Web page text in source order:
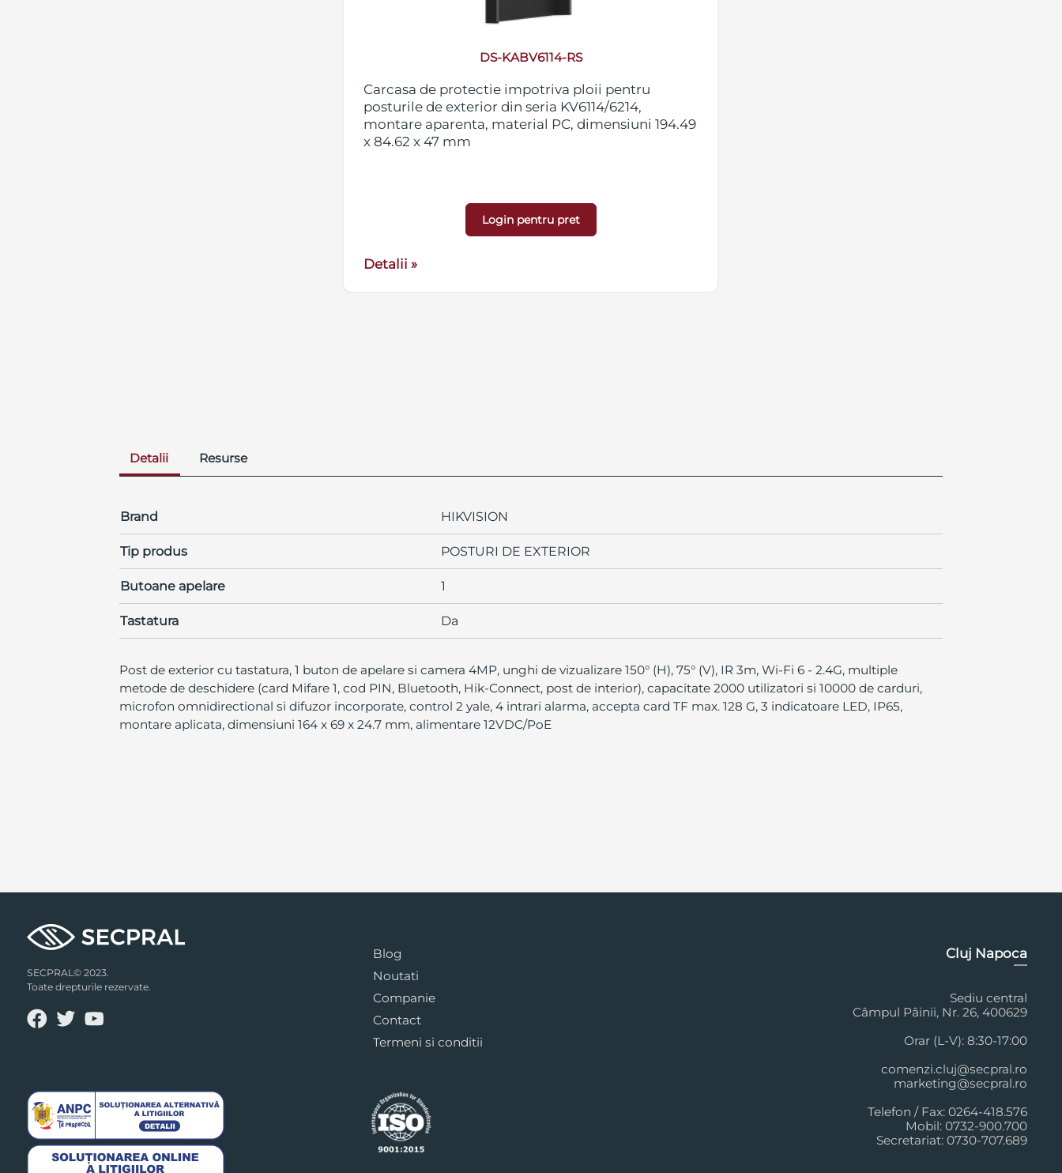
DS-KABV6114-RS
Carcasa de protectie impotriva ploii pentru
posturile de exterior din seria KV6114/6214,
montare aparenta, material PC, dimensiuni 194.49
x 84.62 x 47 mm
Login pentru pret
Detalii »
Detalii Resurse
Brand HIKVISION
Tip produs POSTURI DE EXTERIOR
Butoane apelare 1
Tastatura Da
Post de exterior cu tastatura, 1 buton de apelare si camera 4MP, unghi de vizualizare 150° (H), 75° (V), IR 3m, Wi-Fi 6 - 2.4G, multiple
metode de deschidere (card Mifare 1, cod PIN, Bluetooth, Hik-Connect, post de interior), capacitate 2000 utilizatori si 10000 de carduri,
microfon omnidirectional si difuzor incorporate, control 2 yale, 4 intrari alarma, accepta card TF max. 128 G, 3 indicatoare LED, IP65,
montare aplicata, dimensiuni 164 x 69 x 24.7 mm, alimentare 12VDC/PoE
SECPRAL© 2023.
Toate drepturile rezervate.
Blog
Noutati
Companie
Contact
Termeni si conditii
Cluj Napoca
Sediu central
Câmpul Pâinii, Nr. 26, 400629
Orar (L-V): 8:30-17:00
comenzi.cluj@secpral.ro
marketing@secpral.ro
Telefon / Fax: 0264-418.576
Mobil: 0732-900.700
Secretariat: 0730-707.689